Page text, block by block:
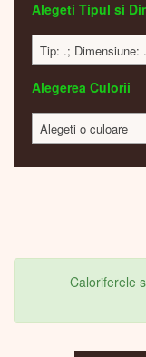
Alegeti Tipul si
Tip: .; Dimensiune:
Alegerea Culorii
Alegeti o culoare
Caloriferele